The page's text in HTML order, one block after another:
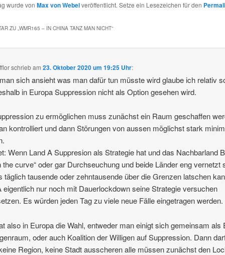
wurde von Max von Webelveröffentlicht. Setze ein Lesezeichen für den
ZU „WMR165 – IN CHINA TANZ MAN NICHT“
schriebam23. Oktober 2020 um 19:25 Uhr:
sich ansieht was man dafür tun müsste wird glaube ich relativ
in Europa Suppression nicht als Option gesehen wird.
zu ermöglichen muss zunächst ein Raum geschaffen
kontrolliert und dann Störungen von aussen möglichst stark
Wenn Land A Suppresion als Strategie hat und das Nachbarland
the curve“ oder gar Durchseuchung und beide Länder eng vernetzt
täglich tausende oder zehntausende über die Grenzen latschen
eigentlich nur noch mit Dauerlockdown seine Strategie versuchen
Es würden jeden Tag zu viele neue Fälle eingetragen werden.
also in Europa die Wahl, entweder man einigt sich gemeinsam als
oder auch Koalition der Willigen auf Suppression. Dann
Region, keine Stadt ausscheren alle müssen zunächst den